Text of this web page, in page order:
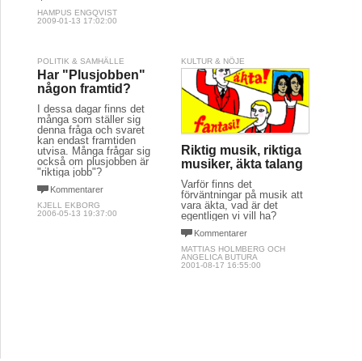
HAMPUS ENGQVIST
2009-01-13 17:02:00
POLITIK & SAMHÄLLE
Har "Plusjobben"
någon framtid?
I dessa dagar finns det
många som ställer sig
denna fråga och svaret
kan endast framtiden
utvisa. Många frågar sig
också om plusjobben är
"riktiga jobb"?
Kommentarer
KJELL EKBORG
2006-05-13 19:37:00
KULTUR & NÖJE
Riktig musik, riktiga
musiker, äkta talang
Varför finns det
förväntningar på musik att
vara äkta, vad är det
egentligen vi vill ha?
Kommentarer
MATTIAS HOLMBERG OCH
ANGELICA BUTURA
2001-08-17 16:55:00